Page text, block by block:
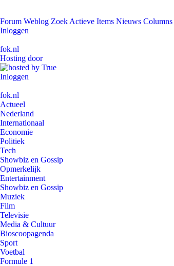
Forum Weblog Zoek Actieve Items Nieuws Columns
Inloggen
fok.nl
Hosting door
Inloggen
fok.nl
Actueel
Nederland
Internationaal
Economie
Politiek
Tech
Showbiz en Gossip
Opmerkelijk
Entertainment
Showbiz en Gossip
Muziek
Film
Televisie
Media & Cultuur
Bioscoopagenda
Sport
Voetbal
Formule 1